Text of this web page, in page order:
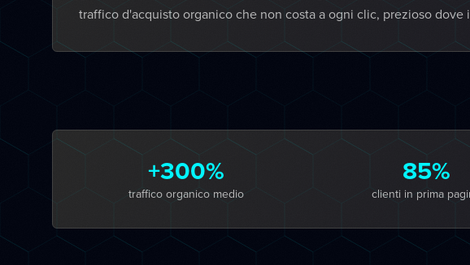
traffico d'acquisto organico che non costa a ogni clic, prezioso dove
+300%
traffico organico medio
85%
clienti in prima